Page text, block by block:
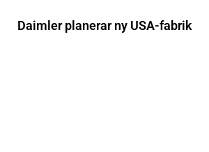
Daimler planerar ny USA-fabrik